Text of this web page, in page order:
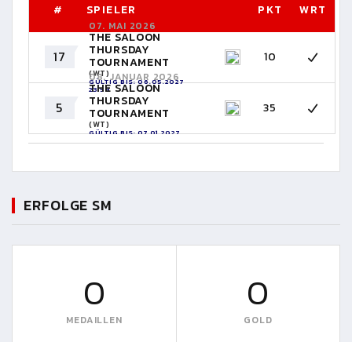
# SPIELER PKT WRT
17
07. MAI 2026
THE SALOON
THURSDAY
TOURNAMENT
(WT)
GÜLTIG BIS: 06.05.2027
23:59
10
5
08. JANUAR 2026
THE SALOON
THURSDAY
TOURNAMENT
(WT)
GÜLTIG BIS: 07.01.2027
23:59
35
ERFOLGE SM
0
MEDAILLEN
0
GOLD